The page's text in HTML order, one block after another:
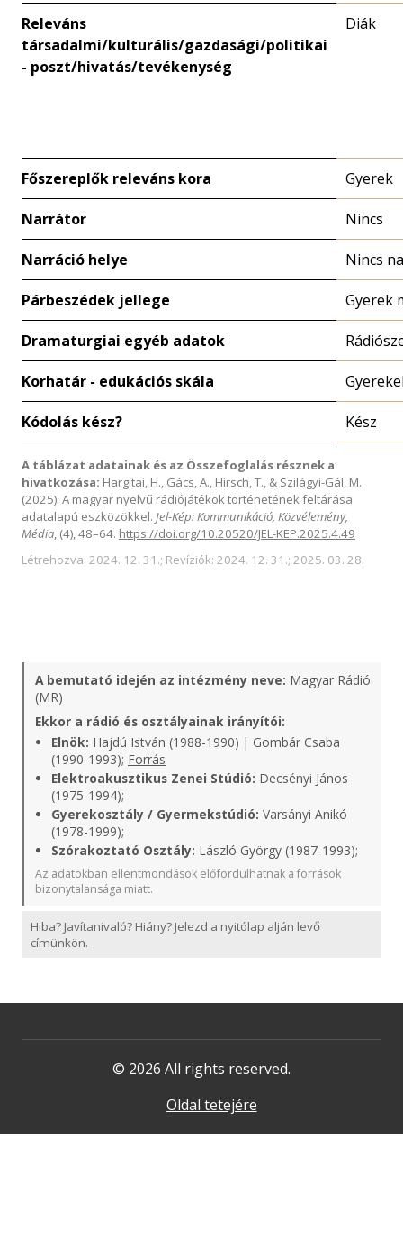
Releváns
társadalmi/kulturális/gazdasági/politikai
- poszt/hivatás/tevékenység
Diák
Főszereplők releváns kora Gyerek
Narrátor Nincs
Narráció helye Nincs
Párbeszédek jellege Gyerek
Dramaturgiai egyéb adatok
Korhatár - edukációs skála
Kódolás kész? Kész
A táblázat adatainak és az Összefoglalás résznek a
hivatkozása: Hargitai, H., Gács, A., Hirsch, T., & Szilágyi-Gál, M.
(2025). A magyar nyelvű rádiójátékok történetének feltárása
adatalapú eszközökkel. Jel-Kép: Kommunikáció, Közvélemény,
Média, (4), 48–64. https://doi.org/10.20520/JEL-KEP.2025.4.49
Létrehozva: 2024. 12. 31.; Revíziók: 2024. 12. 31.; 2025. 03. 28.
A bemutató idején az intézmény neve: Magyar Rádió
(MR)
Ekkor a rádió és osztályainak irányítói:
Elnök: Hajdú István (1988-1990) | Gombár Csaba
(1990-1993); Forrás
Elektroakusztikus Zenei Stúdió: Decsényi János
(1975-1994);
Gyerekosztály / Gyermekstúdió: Varsányi Anikó
(1978-1999);
Szórakoztató Osztály: László György (1987-1993);
Az adatokban ellentmondások előfordulhatnak a források
bizonytalansága miatt.
Hiba? Javítanivaló? Hiány? Jelezd a nyitólap alján levő
címünkön.
© 2026 All rights reserved.
Oldal tetejére